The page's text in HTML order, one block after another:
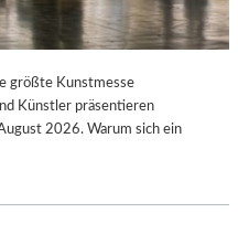
größte Kunstmesse
Künstler präsentieren
2026. Warum sich ein